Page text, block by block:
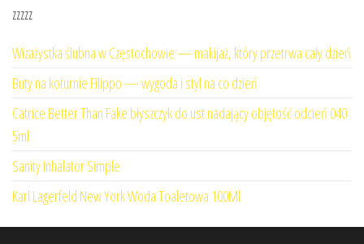
zzzzz
Wizażystka ślubna w Częstochowie — makijaż, który przetrwa cały dzień
Buty na koturnie Filippo — wygoda i styl na co dzień
Catrice Better Than Fake błyszczyk do ust nadający objętość odcień 040
5ml
Sanity Inhalator Simple
Karl Lagerfeld New York Woda Toaletowa 100Ml